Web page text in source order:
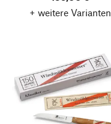
+ weitere Varianten